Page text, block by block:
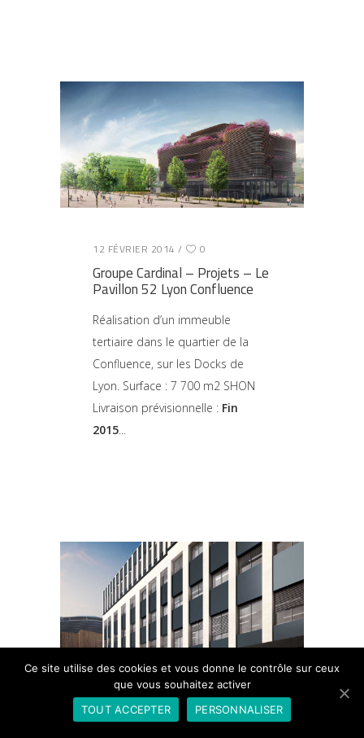
12 FÉVRIER 2014 0
Groupe Cardinal – Projets – Le
Pavillon 52 Lyon Confluence
Réalisation d’un immeuble
tertiaire dans le quartier de la
Confluence, sur les Docks de
Lyon. Surface : 7 700 m2 SHON
Livraison prévisionnelle : Fin
2015
Ce site utilise des cookies et vous donne le contrôle sur ceux
que vous souhaitez activer
TOUT ACCEPTER
PERSONNALISER